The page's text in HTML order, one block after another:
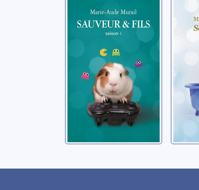
Sauveur et fils:
04
Murail, Marie-Aude